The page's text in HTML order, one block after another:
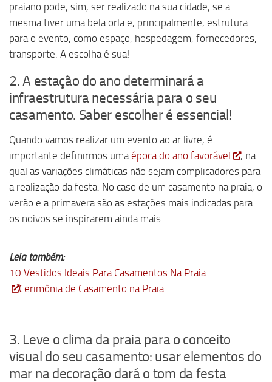
praiano pode, sim, ser realizado na sua cidade, se a
mesma tiver uma bela orla e, principalmente, estrutura
para o evento, como espaço, hospedagem, fornecedores,
transporte. A escolha é sua!
2. A estação do ano determinará a
infraestrutura necessária para o seu
casamento. Saber escolher é essencial!
Quando vamos realizar um evento ao ar livre, é
importante definirmos uma época do ano favorável
, na
qual as variações climáticas não sejam complicadores para
a realização da festa. No caso de um casamento na praia, o
verão e a primavera são as estações mais indicadas para
os noivos se inspirarem ainda mais.
Leia também:
10 Vestidos Ideais Para Casamentos Na Praia
Cerimônia de Casamento na Praia
3. Leve o clima da praia para o conceito
visual do seu casamento: usar elementos do
mar na decoração dará o tom da festa